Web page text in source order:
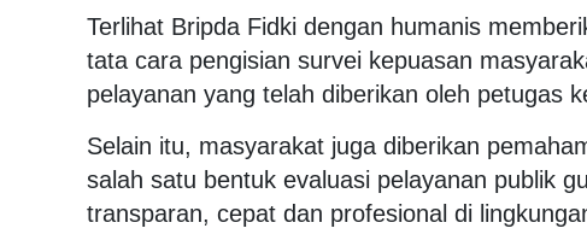
Terlihat Bripda Fidki dengan humanis
tata cara pengisian survei kepuasan
pelayanan yang telah diberikan oleh petugas
Selain itu, masyarakat juga diberikan
salah satu bentuk evaluasi pelayanan publik
transparan, cepat dan profesional di